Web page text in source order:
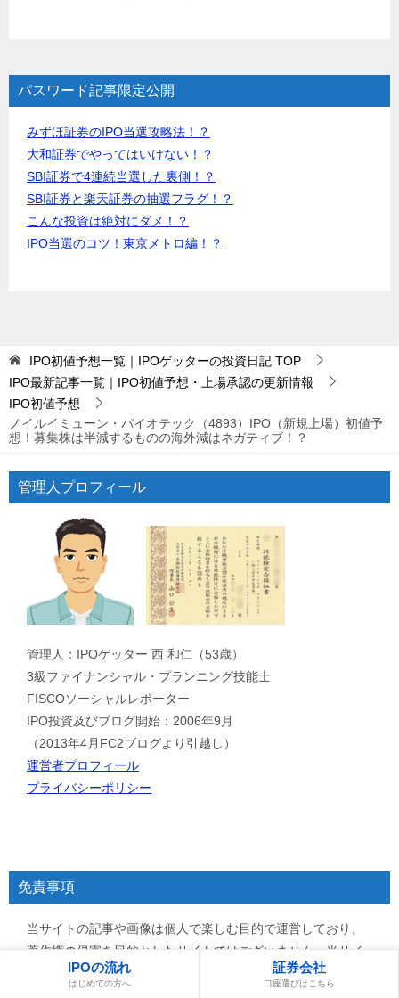
パスワード記事限定公開
みずほ証券のIPO当選攻略法！？
大和証券でやってはいけない！？
SBI証券で4連続当選した裏側！？
SBI証券と楽天証券の抽選フラグ！？
こんな投資は絶対にダメ！？
IPO当選のコツ！東京メトロ編！？
IPO初値予想一覧｜IPOゲッターの投資日記 TOP
IPO最新記事一覧｜IPO初値予想・上場承認の更新情報
IPO初値予想
ノイルイミューン・バイオテック（4893）IPO（新規上場）初値予
想！募集株は半減するものの海外減はネガティブ！？
管理人プロフィール
管理人：IPOゲッター 西 和仁（53歳）
3級ファイナンシャル・プランニング技能士
FISCOソーシャルレポーター
IPO投資及びブログ開始：2006年9月
（2013年4月FC2ブログより引越し）
運営者プロフィール
プライバシーポリシー
免責事項
当サイトの記事や画像は個人で楽しむ目的で運営しており、
著作権の侵害を目的としたサイトではございません。当サイ
トにはプロモーションも含まれており、サイトの閲覧や画
IPOの流れ
はじめての方へ
証券会社
口座選びはこちら